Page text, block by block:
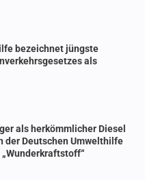
bezeichnet jüngste
als
als herkömmlicher Diesel
der Deutschen Umwelthilfe